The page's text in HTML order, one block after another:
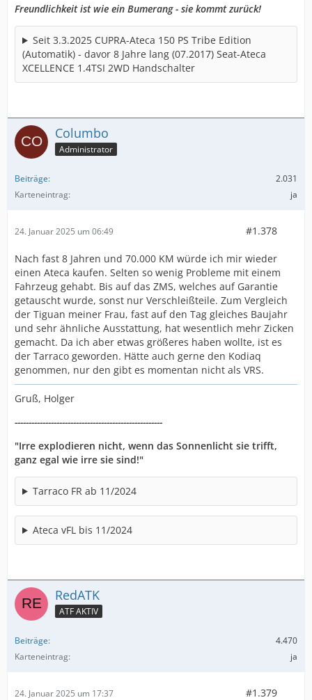
Freundlichkeit ist wie ein Bumerang - sie kommt zurück!
Seit 3.3.2025 CUPRA-Ateca 150 PS Tribe Edition
(Automatik) - davor 8 Jahre lang (07.2017) Seat-Ateca
XCELLENCE 1.4TSI 2WD Handschalter
Columbo
Administrator
Beiträge
2.031
Karteneintrag
ja
24. Januar 2025 um 06:49 #1.378
Nach fast 8 Jahren und 70.000 KM würde ich mir wieder
einen Ateca kaufen. Selten so wenig Probleme mit einem
Fahrzeug gehabt. Bis auf das ZMS, welches auf Garantie
getauscht wurde, sonst nur Verschleißteile. Zum Vergleich
der Tiguan meiner Frau, fast auf den Tag gleiches Baujahr
und sehr ähnliche Ausstattung, hat wesentlich mehr Zicken
gemacht. Da ich aber etwas größeres haben wollte, ist es
der Tarraco geworden. Hätte auch gerne den Kodiaq
genommen, nur den gibt es momentan nicht als VRS.
Gruß, Holger
-----------------------------------------------------
"Irre explodieren nicht, wenn das Sonnenlicht sie trifft,
ganz egal wie irre sie sind!"
Tarraco FR ab 11/2024
Ateca vFL bis 11/2024
RedATK
ATF AKTIV
Beiträge
4.470
Karteneintrag
ja
24. Januar 2025 um 17:37 #1.379